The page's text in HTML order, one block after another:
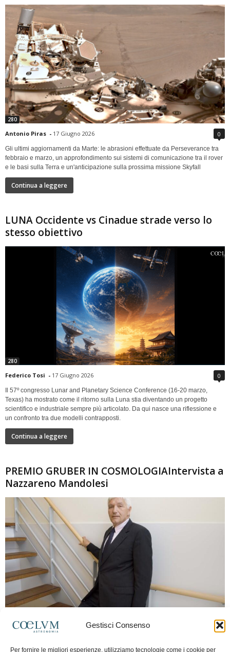
Gestisci Consenso
Per fornire le migliori esperienze, utilizziamo tecnologie come i cookie per
280
Antonio Piras - 17 Giugno 2026 0
Gli ultimi aggiornamenti da Marte: le abrasioni effettuate da Perseverance tra
febbraio e marzo, un approfondimento sui sistemi di comunicazione tra il rover
e le basi sulla Terra e un'anticipazione sulla prossima missione Skyfall
Continua a leggere
LUNA Occidente vs Cinadue strade verso lo
stesso obiettivo
280
Federico Tosi - 17 Giugno 2026 0
Il 57º congresso Lunar and Planetary Science Conference (16-20 marzo,
Texas) ha mostrato come il ritorno sulla Luna stia diventando un progetto
scientifico e industriale sempre più articolato. Da qui nasce una riflessione e
un confronto tra due modelli contrapposti.
Continua a leggere
PREMIO GRUBER IN COSMOLOGIAIntervista a
Nazzareno Mandolesi
Frida Paolella - 16 Giugno 2026 0
spaziale europea e della missione Planck. Il dialogo ripercorre i principali